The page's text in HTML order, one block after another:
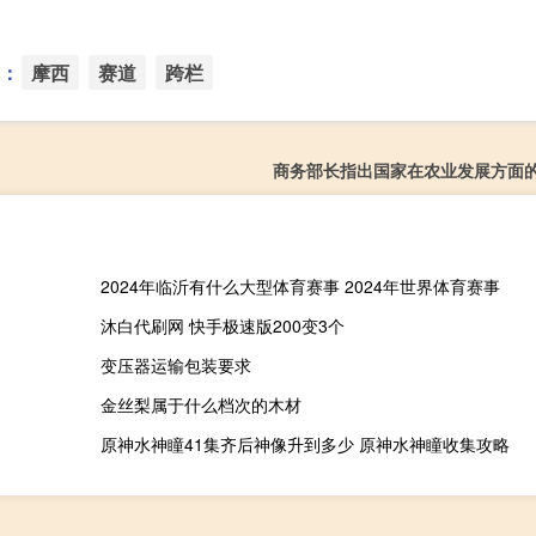
摩西 赛道 跨栏
商务部长指出国家在农业发展方面
2024年临沂有什么大型体育赛事 2024年世界体育赛事
沐白代刷网 快手极速版200变3个
变压器运输包装要求
金丝梨属于什么档次的木材
原神水神瞳41集齐后神像升到多少 原神水神瞳收集攻略